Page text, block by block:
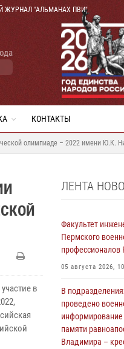
ЖУРНАЛ "АЛЬМАНАХ ПВИ"
КОНТАКТЫ
олимпиаде – 2022 имени Ю.К.
в
ЛЕНТА
Факультет
Пермского
профессионалов
05 августа 2026,
В
проведено
памяти
Владимира –